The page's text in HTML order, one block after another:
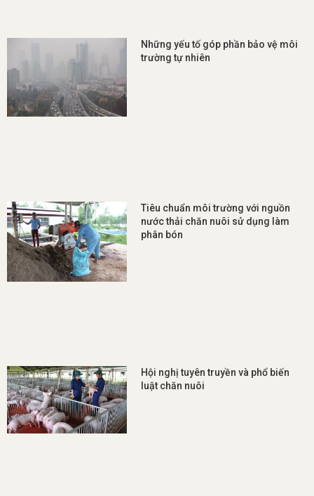
Những yếu tố góp phần bảo vệ môi
trường tự nhiên
Tiêu chuẩn môi trường với nguồn
nước thải chăn nuôi sử dụng làm
phân bón
Hội nghị tuyên truyền và phổ biến
luật chăn nuôi